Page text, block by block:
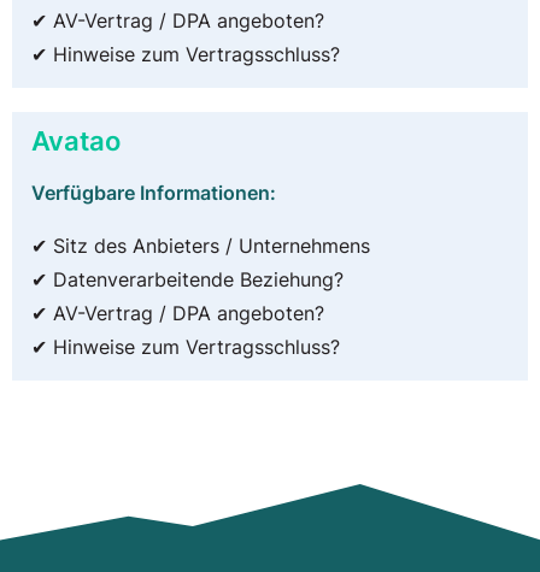
✔ AV-Vertrag / DPA angeboten?
✔ Hinweise zum Vertragsschluss?
Avatao
Verfügbare Informationen:
✔ Sitz des Anbieters / Unternehmens
✔ Datenverarbeitende Beziehung?
✔ AV-Vertrag / DPA angeboten?
✔ Hinweise zum Vertragsschluss?